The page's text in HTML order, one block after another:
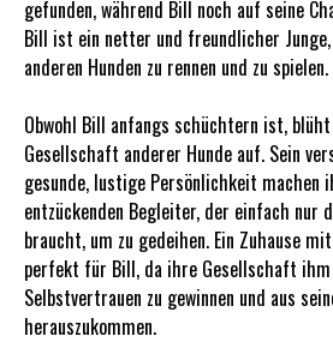
gefunden, während Bill noch auf seine
Bill ist ein netter und freundlicher
anderen Hunden zu rennen und zu spielen.
Obwohl Bill anfangs schüchtern ist,
Gesellschaft anderer Hunde auf. Sein
gesunde, lustige Persönlichkeit machen
entzückenden Begleiter, der einfach nur
braucht, um zu gedeihen. Ein Zuhause
perfekt für Bill, da ihre Gesellschaft
Selbstvertrauen zu gewinnen und aus
herauszukommen.